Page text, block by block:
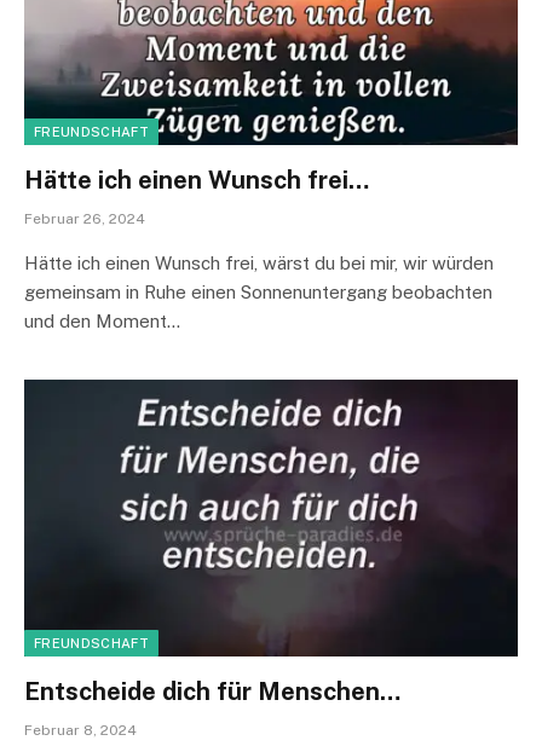
FREUNDSCHAFT
Hätte ich einen Wunsch frei…
Februar 26, 2024
Hätte ich einen Wunsch frei, wärst du bei mir, wir würden
gemeinsam in Ruhe einen Sonnenuntergang beobachten
und den Moment…
FREUNDSCHAFT
Entscheide dich für Menschen…
Februar 8, 2024